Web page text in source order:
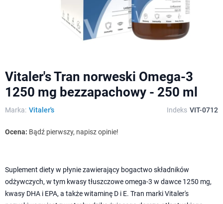
Vitaler's Tran norweski Omega-3
1250 mg bezzapachowy - 250 ml
Marka: Vitaler's Indeks VIT-0712
Ocena: Bądź pierwszy, napisz opinie!
Suplement diety w płynie zawierający bogactwo składników
odżywczych, w tym kwasy tłuszczowe omega-3 w dawce 1250 mg,
kwasy DHA i EPA, a także witaminę D i E. Tran marki Vitaler's